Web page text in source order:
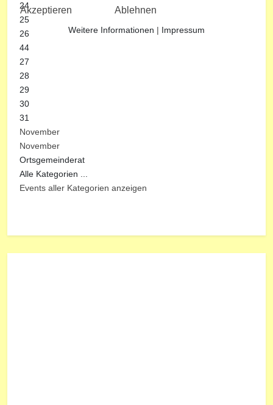
24
25
26
44
27
28
29
30
31
November
November
Ortsgemeinderat
Alle Kategorien ...
Events aller Kategorien anzeigen
Akzeptieren Ablehnen
Weitere Informationen | Impressum